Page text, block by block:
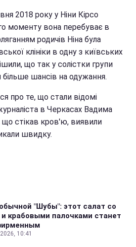
2018 року у Ніни Кірсо
моменту вона перебуває в
родичів Ніна була
клініки в одну з київських
що так у солістки групи
більше шансів на одужання.
про те, що стали відомі
в Черкасах Вадима
що стікав кров'ю, виявили
швидку.
"Шубы": этот салат со
и крабовыми палочками станет
10:41